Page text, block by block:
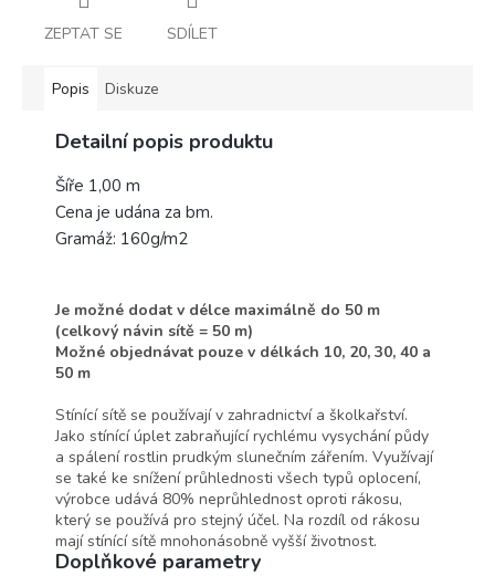
ZEPTAT SE SDÍLET
Popis Diskuze
Detailní popis produktu
Šíře 1,00 m
Cena je udána za bm.
Gramáž: 160g/m2
Je možné dodat v délce maximálně do 50 m
(celkový návin sítě = 50 m)
Možné objednávat pouze v délkách 10, 20, 30, 40 a
50 m
Stínící sítě se používají v zahradnictví a školkařství.
Jako stínící úplet zabraňující rychlému vysychání půdy
a spálení rostlin prudkým slunečním zářením. Využívají
se také ke snížení průhlednosti všech typů oplocení,
výrobce udává 80% neprůhlednost oproti rákosu,
který se používá pro stejný účel. Na rozdíl od rákosu
mají stínící sítě mnohonásobně vyšší životnost.
Doplňkové parametry